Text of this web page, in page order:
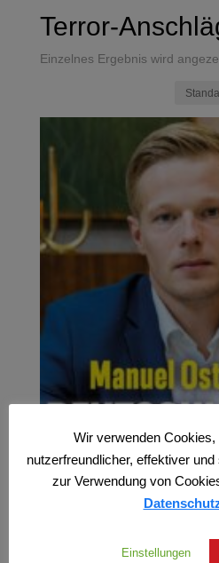
Terror-
Einzelnes Ergebnis wird
Wir verwenden
nutzerfreundlicher, effektiver
zur Verwendung von
Einstellungen